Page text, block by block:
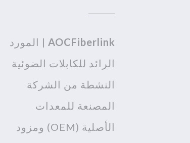
AOCFiberlink | المورد
الرائد للكابلات الضوئية
النشطة من الشركة
المصنعة للمعدات
الأصلية (OEM) ومزود